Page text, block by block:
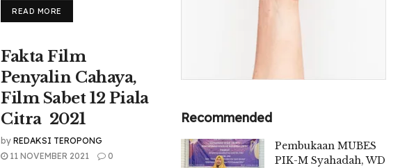
READ MORE
Fakta Film
Penyalin Cahaya,
Film Sabet 12 Piala
Citra 2021
by REDAKSI TEROPONG
11 NOVEMBER 2021
0
Recommended
Pembukaan MUBES
PIK-M Syahadah, WD